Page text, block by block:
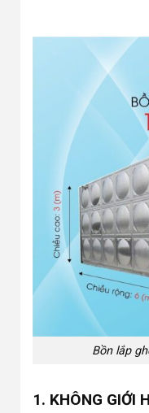
Bồn lắp
1. KHÔNG GIỚI